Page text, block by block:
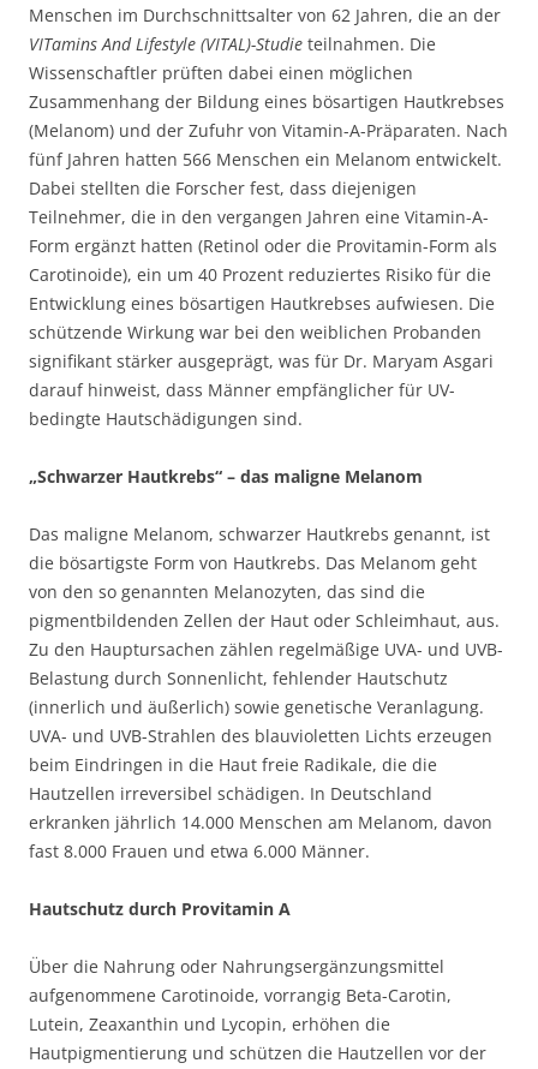
Menschen im Durchschnittsalter von 62 Jahren, die an der
VITamins And Lifestyle (VITAL)-Studie teilnahmen. Die
Wissenschaftler prüften dabei einen möglichen
Zusammenhang der Bildung eines bösartigen Hautkrebses
(Melanom) und der Zufuhr von Vitamin-A-Präparaten. Nach
fünf Jahren hatten 566 Menschen ein Melanom entwickelt.
Dabei stellten die Forscher fest, dass diejenigen
Teilnehmer, die in den vergangen Jahren eine Vitamin-A-
Form ergänzt hatten (Retinol oder die Provitamin-Form als
Carotinoide), ein um 40 Prozent reduziertes Risiko für die
Entwicklung eines bösartigen Hautkrebses aufwiesen. Die
schützende Wirkung war bei den weiblichen Probanden
signifikant stärker ausgeprägt, was für Dr. Maryam Asgari
darauf hinweist, dass Männer empfänglicher für UV-
bedingte Hautschädigungen sind.
„Schwarzer Hautkrebs“ – das maligne Melanom
Das maligne Melanom, schwarzer Hautkrebs genannt, ist
die bösartigste Form von Hautkrebs. Das Melanom geht
von den so genannten Melanozyten, das sind die
pigmentbildenden Zellen der Haut oder Schleimhaut, aus.
Zu den Hauptursachen zählen regelmäßige UVA- und UVB-
Belastung durch Sonnenlicht, fehlender Hautschutz
(innerlich und äußerlich) sowie genetische Veranlagung.
UVA- und UVB-Strahlen des blauvioletten Lichts erzeugen
beim Eindringen in die Haut freie Radikale, die die
Hautzellen irreversibel schädigen. In Deutschland
erkranken jährlich 14.000 Menschen am Melanom, davon
fast 8.000 Frauen und etwa 6.000 Männer.
Hautschutz durch Provitamin A
Über die Nahrung oder Nahrungsergänzungsmittel
aufgenommene Carotinoide, vorrangig Beta-Carotin,
Lutein, Zeaxanthin und Lycopin, erhöhen die
Hautpigmentierung und schützen die Hautzellen vor der